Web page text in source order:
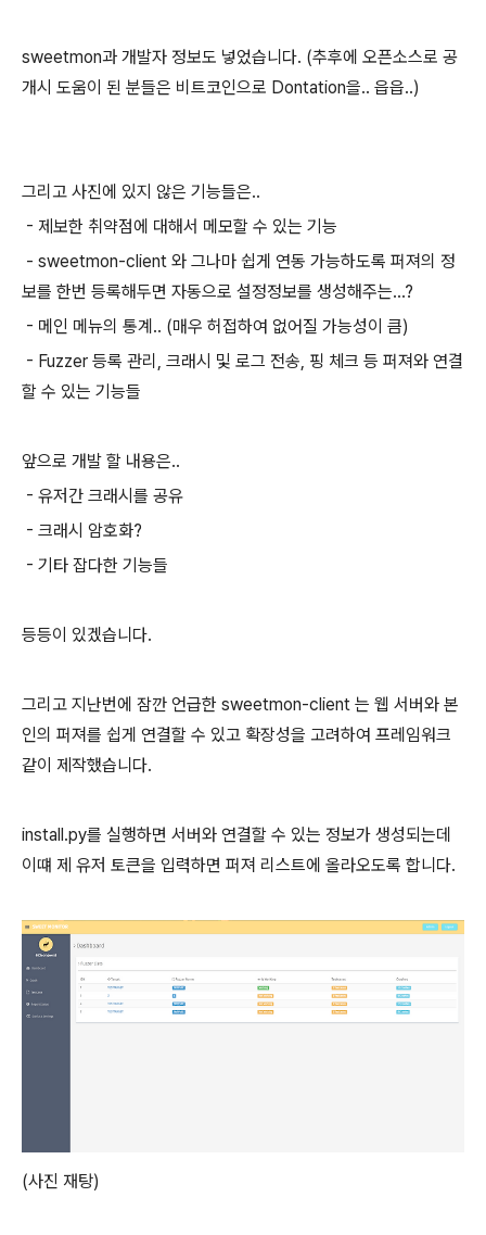
sweetmon과 개발자 정보도 넣었습니다. (추후에 오픈소스로 공
개시 도움이 된 분들은 비트코인으로 Dontation을.. 읍읍..)
그리고 사진에 있지 않은 기능들은..
- 제보한 취약점에 대해서 메모할 수 있는 기능
- sweetmon-client 와 그나마 쉽게 연동 가능하도록 퍼져의 정
보를 한번 등록해두면 자동으로 설정정보를 생성해주는...?
- 메인 메뉴의 통계.. (매우 허접하여 없어질 가능성이 큼)
- Fuzzer 등록 관리, 크래시 및 로그 전송, 핑 체크 등 퍼져와 연결
할 수 있는 기능들
앞으로 개발 할 내용은..
- 유저간 크래시를 공유
- 크래시 암호화?
- 기타 잡다한 기능들
등등이 있겠습니다.
그리고 지난번에 잠깐 언급한 sweetmon-client 는 웹 서버와 본
인의 퍼져를 쉽게 연결할 수 있고 확장성을 고려하여 프레임워크
같이 제작했습니다.
install.py를 실행하면 서버와 연결할 수 있는 정보가 생성되는데
이떄 제 유저 토큰을 입력하면 퍼져 리스트에 올라오도록 합니다.
(사진 재탕)